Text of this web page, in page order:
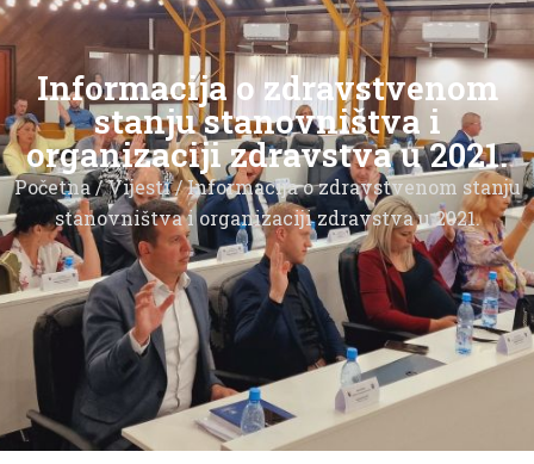
Informacija o zdravstvenom
stanju stanovništva i
organizaciji zdravstva u 2021.
Početna/Vijesti/ Informacija o zdravstvenom stanju
stanovništva i organizaciji zdravstva u 2021.